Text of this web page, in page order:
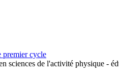
premier cycle
sciences de l'activité physique -